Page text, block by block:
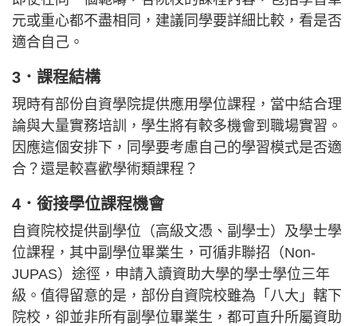
元或重心都不盡相同，建議同學要詳細比較，看是否
適合自己。
3．課程結構
現時有部份自資學院提供應用學位課程，當中結合理
論與大量實務培訓，學生將有較多機會到職場實習。
因應這個安排下，同學要考慮自己的學習模式是否適
合？還是較喜歡學術類課程？
4．銜接學位課程機會
自資院校提供副學位（高級文憑、副學士）及學士學
位課程，其中副學位畢業生，可循非聯招（Non-
JUPAS）途徑，申請入讀資助大學的學士學位三年
級。值得留意的是，部份自資院校雖為「八大」轄下
院校，卻並非所有副學位畢業生，都可直升所屬資助